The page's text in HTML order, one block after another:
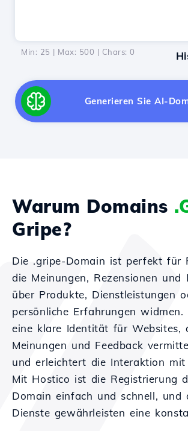
Min: 25 | Max: 500 | Chars: 0
Generieren Sie AI-
Warum Domains
Gripe?
Die .gripe-Domain ist perfekt für
die Meinungen, Rezensionen und
über Produkte, Dienstleistungen
persönliche Erfahrungen
eine klare Identität für Websites,
Meinungen und Feedback
und erleichtert die Interaktion mit
Mit Hostico ist die Registrierung
Domain einfach und schnell, und
Dienste gewährleisten eine